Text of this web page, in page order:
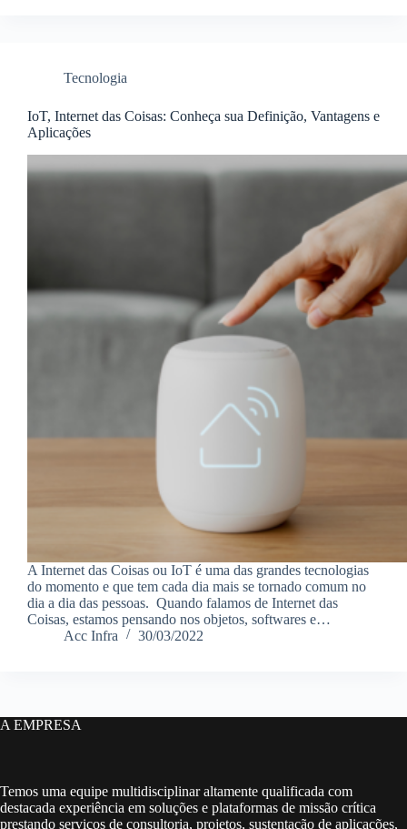
Tecnologia
IoT, Internet das Coisas: Conheça sua Definição, Vantagens e
Aplicações
A Internet das Coisas ou IoT é uma das grandes tecnologias
do momento e que tem cada dia mais se tornado comum no
dia a dia das pessoas. Quando falamos de Internet das
Coisas, estamos pensando nos objetos, softwares e…
Acc Infra
30/03/2022
A EMPRESA
Temos uma equipe multidisciplinar altamente qualificada com
destacada experiência em soluções e plataformas de missão crítica
prestando serviços de consultoria, projetos, sustentação de aplicações,